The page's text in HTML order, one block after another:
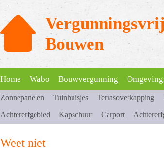
Vergunningsvrij
Bouwen
Home Wabo Bouwvergunning
Zonnepanelen Tuinhuisjes Terrasoverkapping
Achtererfgebied Kapschuur Carport
Weet niet